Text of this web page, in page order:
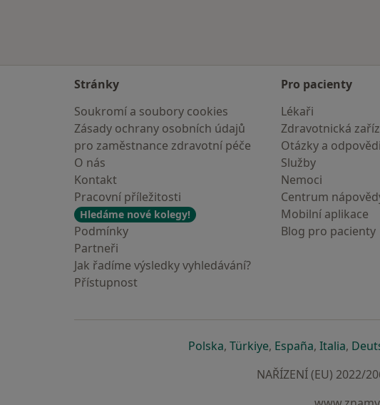
Stránky
Soukromí a soubory cookies
Zásady ochrany osobních údajů
pro zaměstnance zdravotní péče
O nás
Kontakt
Pracovní příležitosti
Hledáme nové kolegy!
Podmínky
Partneři
Jak řadíme výsledky vyhledávání?
Přístupnost
Pro pacienty
Lékaři
Zdravotnická
Otázky a odpovědi
Služby
Nemoci
Centrum
Mobilní aplikace
Blog pro pacienty
Polskase otevře v nové záložce
, Türkiyese otevře v nové
, Españase otevře v
, Italiase
,
NAŘÍZENÍ (EU) 2022/